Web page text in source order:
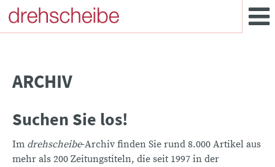
ARCHIV
Suchen Sie los!
Im drehscheibe-Archiv finden Sie rund 8.000 Artikel aus
mehr als 200 Zeitungstiteln, die seit 1997 in der